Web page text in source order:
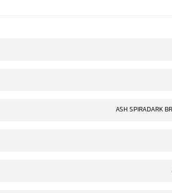
ASH SPIRADARK